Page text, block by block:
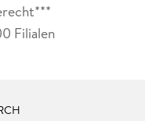
Filialen